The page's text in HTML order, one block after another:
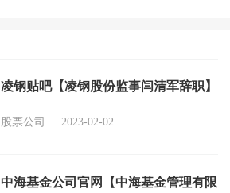
凌钢贴吧【凌钢股份监事闫清军辞职】
股票公司 2023-02-02
中海基金公司官网【中海基金管理有限